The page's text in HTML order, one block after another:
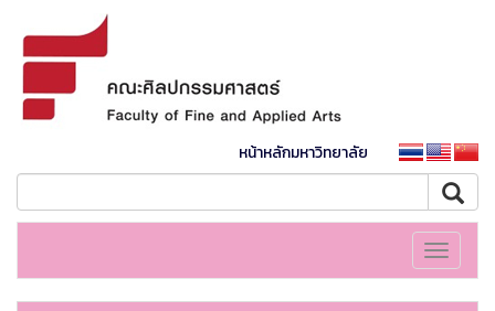
หน้าหลักมหาวิทยาลัย
Toggle